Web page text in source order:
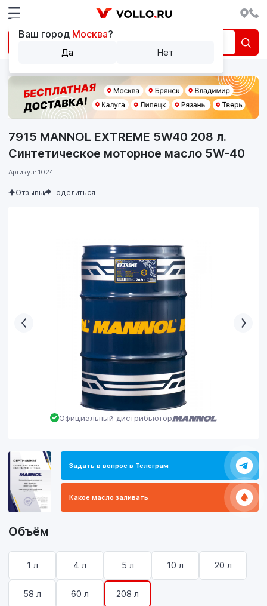
Официальный дистрибьютор
Задать в вопрос в Телеграм
Какое масло заливать
7915 MANNOL EXTREME 5W40 208 л.
Синтетическое моторное масло 5W-40
Артикул: 1024
Отзывы Поделиться
Объём
1 л 4 л 5 л 10 л 20 л
58 л 60 л 208 л
Ваш город Москва?
Да Нет